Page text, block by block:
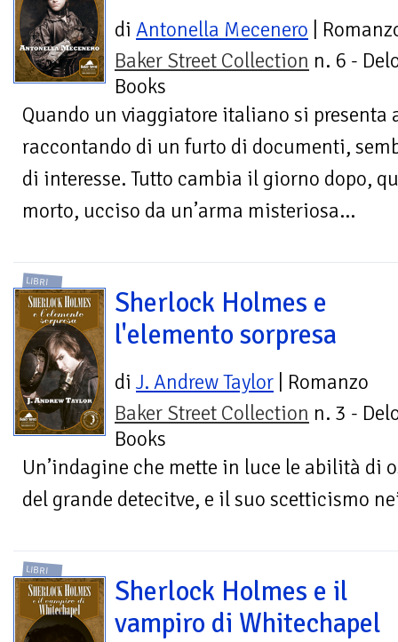
di Antonella Mecenero |
Baker Street Collection n. 6 -
Books
Quando un viaggiatore italiano si presenta
raccontando di un furto di documenti,
di interesse. Tutto cambia il giorno dopo,
morto, ucciso da un’arma misteriosa...
LIBRI
Sherlock Holmes e
l'elemento sorpresa
di J. Andrew Taylor | Romanzo
Baker Street Collection n. 3 -
Books
Un’indagine che mette in luce le abilità di
del grande detecitve, e il suo scetticismo
LIBRI
Sherlock Holmes e il
vampiro di Whitechapel